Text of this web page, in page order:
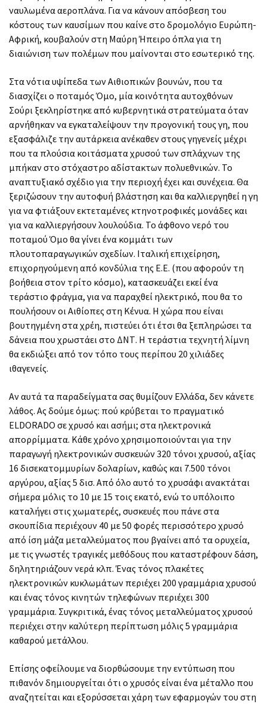
ναυλωμένα αεροπλάνα. Για να κάνουν απόσβεση του
κόστους των καυσίμων που καίνε στο δρομολόγιο Ευρώπη-
Αφρική, κουβαλούν στη Μαύρη Ήπειρο όπλα για τη
διαιώνιση των πολέμων που μαίνονται στο εσωτερικό της.
Στα νότια υψίπεδα των Αιθιοπικών βουνών, που τα
διασχίζει ο ποταμός Όμο, μία κοινότητα αυτοχθόνων
Σούρι ξεκληρίστηκε από κυβερνητικά στρατεύματα όταν
αρνήθηκαν να εγκαταλείψουν την προγονική τους γη, που
εξασφάλιζε την αυτάρκεια ανέκαθεν στους γηγενείς μέχρι
που τα πλούσια κοιτάσματα χρυσού των σπλάχνων της
μπήκαν στο στόχαστρο αδίστακτων πολυεθνικών. Το
αναπτυξιακό σχέδιο για την περιοχή έχει και συνέχεια. Θα
ξεριζώσουν την αυτοφυή βλάστηση και θα καλλιεργηθεί η γη
για να φτιάξουν εκτεταμένες κτηνοτροφικές μονάδες και
για να καλλιεργήσουν λουλούδια. Το άφθονο νερό του
ποταμού Όμο θα γίνει ένα κομμάτι των
πλουτοπαραγωγικών σχεδίων. Ιταλική επιχείρηση,
επιχορηγούμενη από κονδύλια της Ε.Ε. (που αφορούν τη
βοήθεια στον τρίτο κόσμο), κατασκευάζει εκεί ένα
τεράστιο φράγμα, για να παραχθεί ηλεκτρικό, που θα το
πουλήσουν οι Αιθίοπες στη Κένυα. Η χώρα που είναι
βουτηγμένη στα χρέη, πιστεύει ότι έτσι θα ξεπληρώσει τα
δάνεια που χρωστάει στο ΔΝΤ. Η τεράστια τεχνητή λίμνη
θα εκδιώξει από τον τόπο τους περίπου 20 χιλιάδες
ιθαγενείς.
Αν αυτά τα παραδείγματα σας θυμίζουν Ελλάδα, δεν κάνετε
λάθος. Ας δούμε όμως: πού κρύβεται το πραγματικό
ELDORADO σε χρυσό και ασήμι; στα ηλεκτρονικά
απορρίμματα. Κάθε χρόνο χρησιμοποιούνται για την
παραγωγή ηλεκτρονικών συσκευών 320 τόνοι χρυσού, αξίας
16 δισεκατομμυρίων δολαρίων, καθώς και 7.500 τόνοι
αργύρου, αξίας 5 δισ. Από όλο αυτό το χρυσάφι ανακτάται
σήμερα μόλις το 10 με 15 τοις εκατό, ενώ το υπόλοιπο
καταλήγει στις χωματερές, συσκευές που πάνε στα
σκουπίδια περιέχουν 40 με 50 φορές περισσότερο χρυσό
από ίση μάζα μεταλλεύματος που βγαίνει από τα ορυχεία,
με τις γνωστές τραγικές μεθόδους που καταστρέφουν δάση,
δηλητηριάζουν νερά κλπ. Ένας τόνος πλακέτες
ηλεκτρονικών κυκλωμάτων περιέχει 200 γραμμάρια χρυσού
και ένας τόνος κινητών τηλεφώνων περιέχει 300
γραμμάρια. Συγκριτικά, ένας τόνος μεταλλεύματος χρυσού
περιέχει στην καλύτερη περίπτωση μόλις 5 γραμμάρια
καθαρού μετάλλου.
Επίσης οφείλουμε να διορθώσουμε την εντύπωση που
πιθανόν δημιουργείται ότι ο χρυσός είναι ένα μέταλλο που
αναζητείται και εξορύσσεται χάρη των εφαρμογών του στη